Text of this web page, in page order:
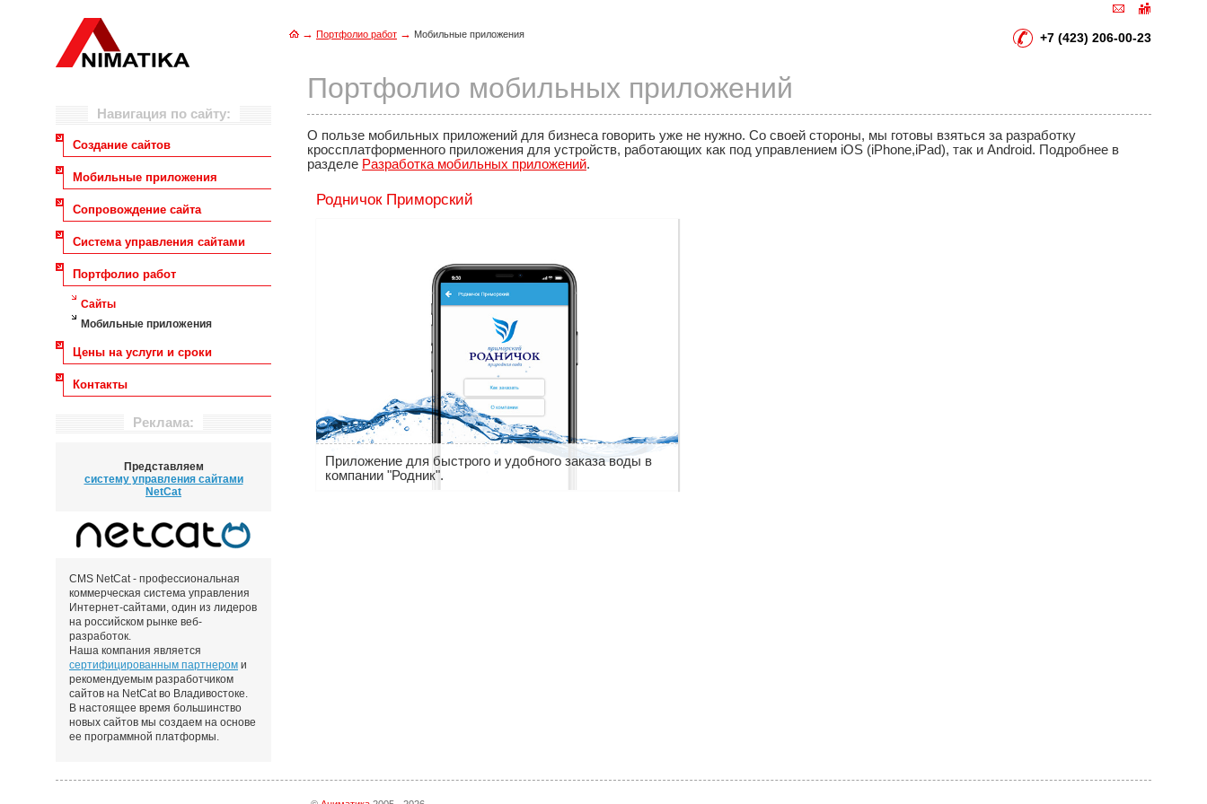
+7 (423) 206-00-23
→ Портфолио работ → Мобильные приложения
Портфолио мобильных приложений
О пользе мобильных приложений для бизнеса говорить уже не нужно. Со своей стороны, мы готовы взяться за разработку
кроссплатформенного приложения для устройств, работающих как под управлением iOS (iPhone,iPad), так и Android. Подробнее в
разделе Разработка мобильных приложений.
Родничок Приморский
Приложение для быстрого и удобного заказа воды в
компании "Родник".
Навигация по сайту:
Создание сайтов
Мобильные приложения
Сопровождение сайта
Система управления сайтами
Портфолио работ
Сайты
Мобильные приложения
Цены на услуги и сроки
Контакты
Реклама:
Представляем
систему управления сайтами
NetCat
CMS NetCat - профессиональная
коммерческая система управления
Интернет-сайтами, один из лидеров
на российском рынке веб-
разработок.
Наша компания является
сертифицированным партнером и
рекомендуемым разработчиком
сайтов на NetCat во Владивостоке.
В настоящее время большинство
новых сайтов мы создаем на основе
ее программной платформы.